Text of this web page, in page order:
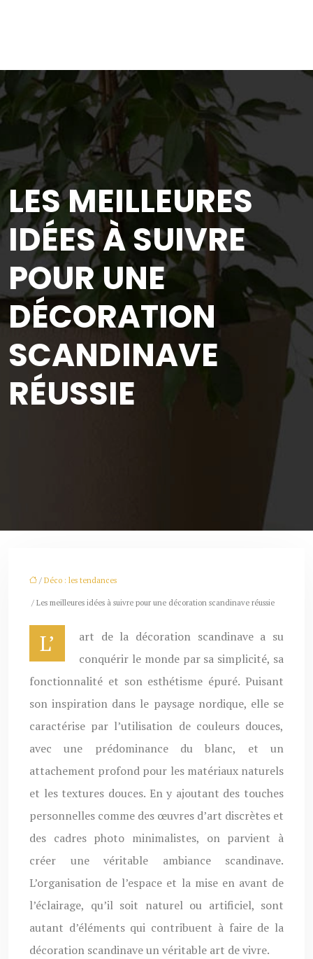
LES MEILLEURES
IDÉES À SUIVRE
POUR UNE
DÉCORATION
SCANDINAVE
RÉUSSIE
/ Déco : les tendances
/ Les meilleures idées à suivre pour une décoration scandinave réussie
L’art de la décoration scandinave a su
conquérir le monde par sa simplicité, sa
fonctionnalité et son esthétisme épuré. Puisant
son inspiration dans le paysage nordique, elle se
caractérise par l’utilisation de couleurs douces,
avec une prédominance du blanc, et un
attachement profond pour les matériaux naturels
et les textures douces. En y ajoutant des touches
personnelles comme des œuvres d’art discrètes et
des cadres photo minimalistes, on parvient à
créer une véritable ambiance scandinave.
L’organisation de l’espace et la mise en avant de
l’éclairage, qu’il soit naturel ou artificiel, sont
autant d’éléments qui contribuent à faire de la
décoration scandinave un véritable art de vivre.